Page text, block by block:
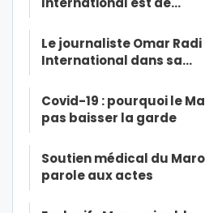
Le journaliste Omar
International dans sa…
Covid-19 : pourquoi le
pas baisser la garde
Soutien médical du
parole aux actes